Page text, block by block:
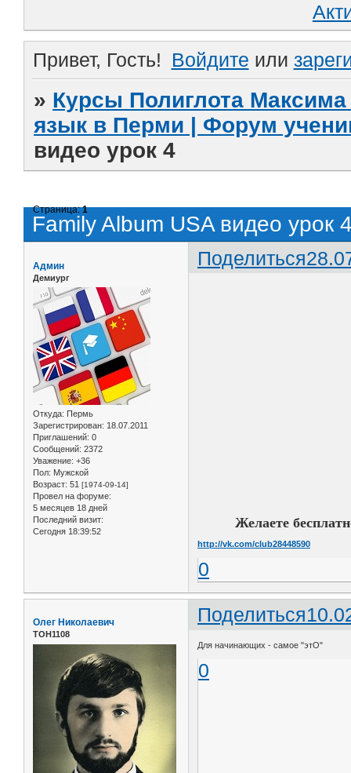
Привет, Гость! Войдите или
» Курсы Полиглота
язык в Перми | Форум
видео урок 4
Family Album USA видео урок
Страница:1
Поделиться
Админ
Демиург
Откуда: Пермь
Зарегистрирован: 18.07.2011
Приглашений: 0
Сообщений: 2372
Уважение: +36
Пол: Мужской
Возраст: 51 [1974-09-14]
Провел на форуме:
5 месяцев 18 дней
Последний визит:
Сегодня 18:39:52
Желаете
http://vk.com/club28448590
0
Поделиться
Олег Николаевич
ТОН1108
Для начинающих - самое "этО"
0